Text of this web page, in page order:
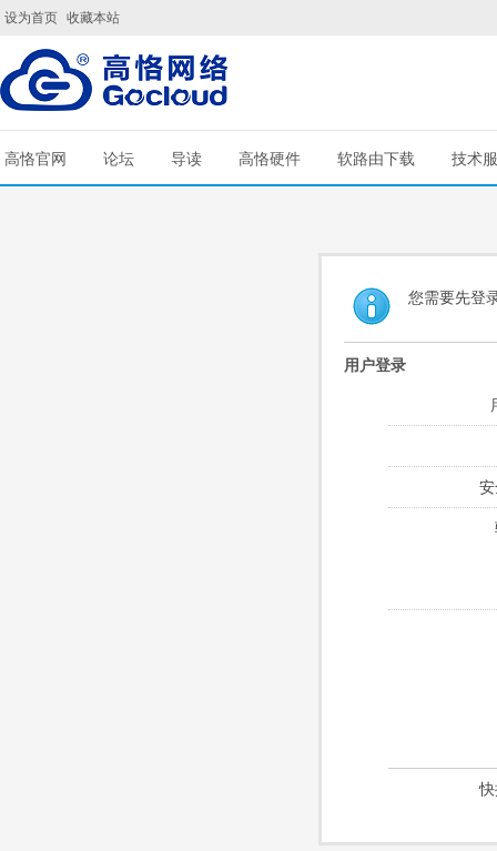
设为首页 收藏本站
高恪官网 论坛 导读 高恪硬件 软路由下载 技术
您需要先登
用户登录